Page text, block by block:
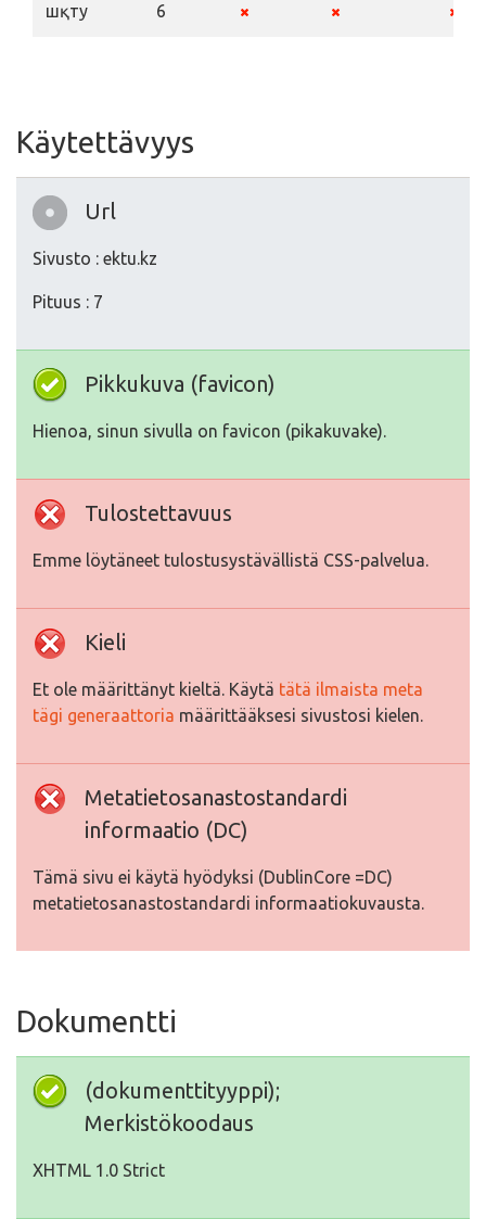
шқту 6
Käytettävyys
Url
Sivusto : ektu.kz
Pituus : 7
Pikkukuva (favicon)
Hienoa, sinun sivulla on favicon (pikakuvake).
Tulostettavuus
Emme löytäneet tulostusystävällistä CSS-palvelua.
Kieli
Et ole määrittänyt kieltä. Käytä tätä ilmaista meta
tägi generaattoria määrittääksesi sivustosi kielen.
Metatietosanastostandardi
informaatio (DC)
Tämä sivu ei käytä hyödyksi (DublinCore =DC)
metatietosanastostandardi informaatiokuvausta.
Dokumentti
(dokumenttityyppi);
Merkistökoodaus
XHTML 1.0 Strict